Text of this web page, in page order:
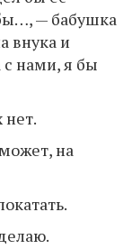
— бабушка
внука и
нами, я бы
на